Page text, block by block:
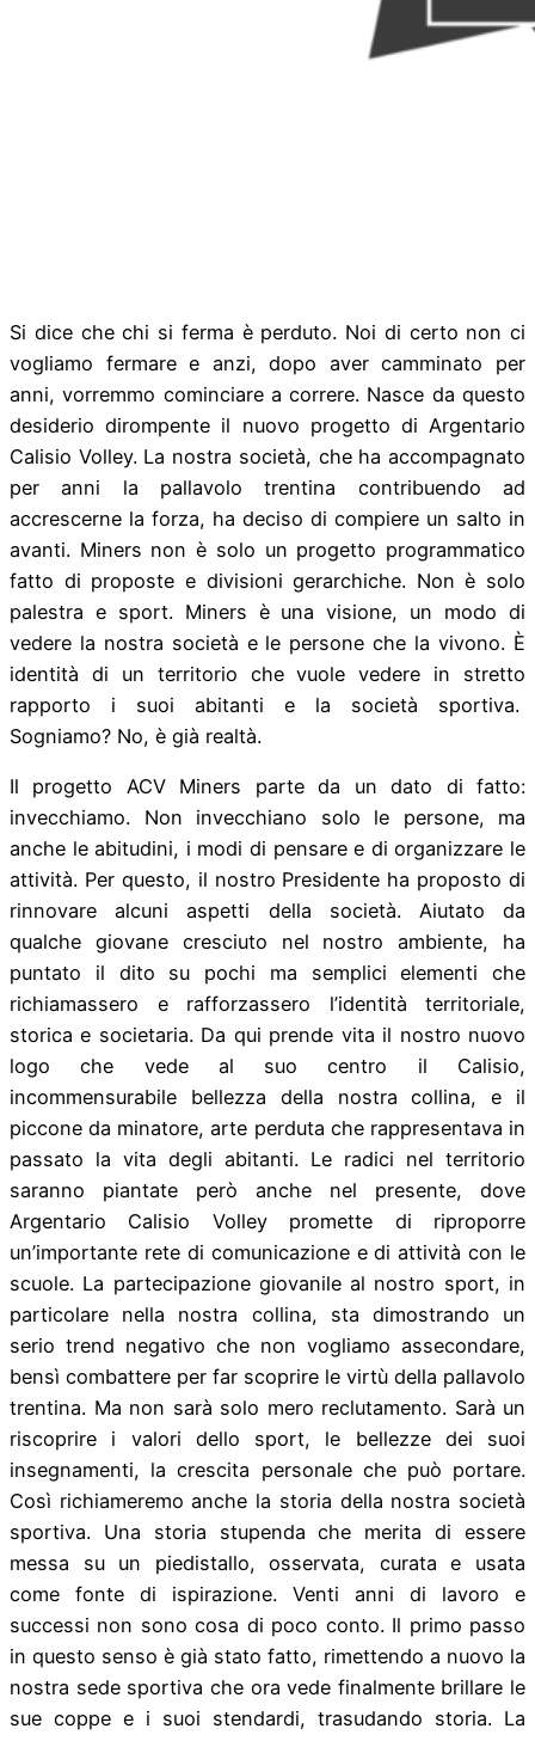
Si dice che chi si ferma è perduto. Noi di certo non ci
vogliamo fermare e anzi, dopo aver camminato per
anni, vorremmo cominciare a correre. Nasce da questo
desiderio dirompente il nuovo progetto di Argentario
Calisio Volley. La nostra società, che ha accompagnato
per anni la pallavolo trentina contribuendo ad
accrescerne la forza, ha deciso di compiere un salto in
avanti. Miners non è solo un progetto programmatico
fatto di proposte e divisioni gerarchiche. Non è solo
palestra e sport. Miners è una visione, un modo di
vedere la nostra società e le persone che la vivono. È
identità di un territorio che vuole vedere in stretto
rapporto i suoi abitanti e la società sportiva.
Sogniamo? No, è già realtà.
Il progetto ACV Miners parte da un dato di fatto:
invecchiamo. Non invecchiano solo le persone, ma
anche le abitudini, i modi di pensare e di organizzare le
attività. Per questo, il nostro Presidente ha proposto di
rinnovare alcuni aspetti della società. Aiutato da
qualche giovane cresciuto nel nostro ambiente, ha
puntato il dito su pochi ma semplici elementi che
richiamassero e rafforzassero l’identità territoriale,
storica e societaria. Da qui prende vita il nostro nuovo
logo che vede al suo centro il Calisio,
incommensurabile bellezza della nostra collina, e il
piccone da minatore, arte perduta che rappresentava in
passato la vita degli abitanti. Le radici nel territorio
saranno piantate però anche nel presente, dove
Argentario Calisio Volley promette di riproporre
un’importante rete di comunicazione e di attività con le
scuole. La partecipazione giovanile al nostro sport, in
particolare nella nostra collina, sta dimostrando un
serio trend negativo che non vogliamo assecondare,
bensì combattere per far scoprire le virtù della pallavolo
trentina. Ma non sarà solo mero reclutamento. Sarà un
riscoprire i valori dello sport, le bellezze dei suoi
insegnamenti, la crescita personale che può portare.
Così richiameremo anche la storia della nostra società
sportiva. Una storia stupenda che merita di essere
messa su un piedistallo, osservata, curata e usata
come fonte di ispirazione. Venti anni di lavoro e
successi non sono cosa di poco conto. Il primo passo
in questo senso è già stato fatto, rimettendo a nuovo la
nostra sede sportiva che ora vede finalmente brillare le
sue coppe e i suoi stendardi, trasudando storia. La